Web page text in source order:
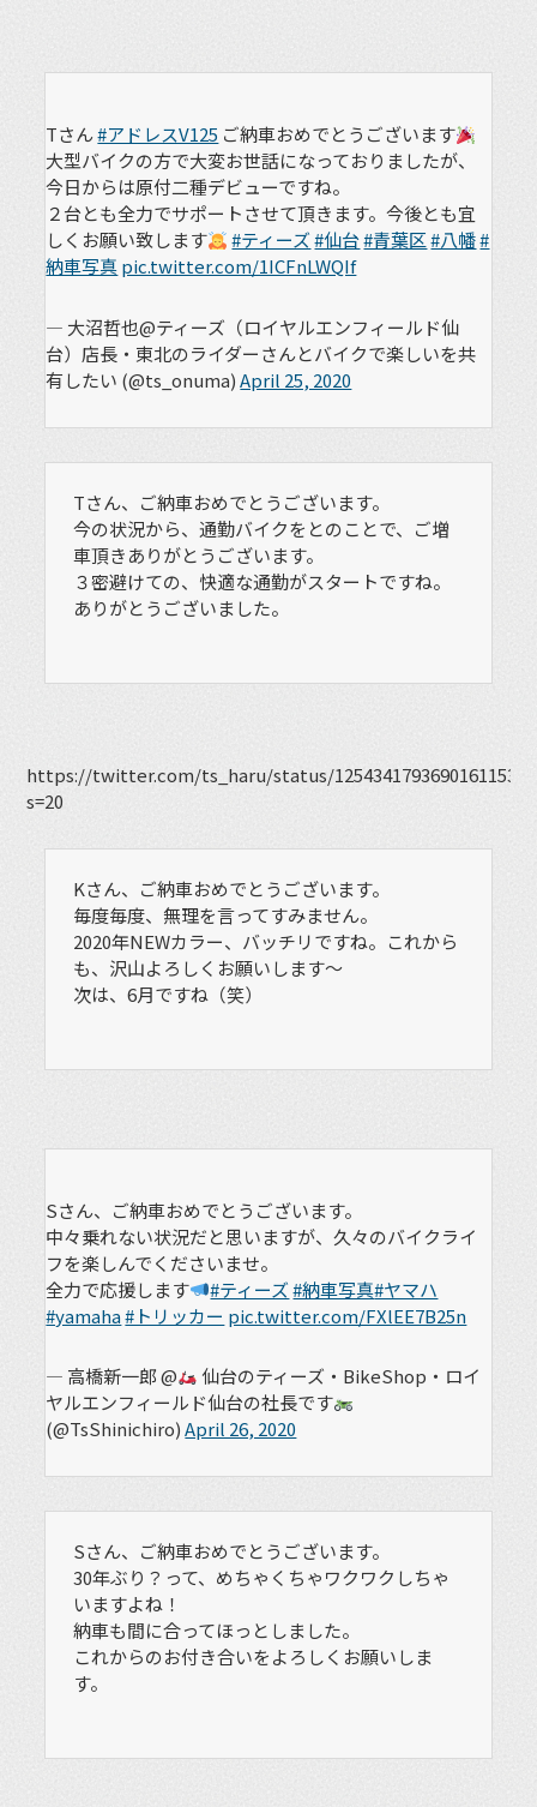
Tさん#アドレスV125 ご納車おめでとうございます
大型バイクの方で大変お世話になっておりましたが、
今日からは原付二種デビューですね。
２台とも全力でサポートさせて頂きます。今後とも宜
しくお願い致します
#ティーズ#仙台#青葉区#八幡#
納車写真pic.twitter.com/1ICFnLWQIf
— 大沼哲也@ティーズ（ロイヤルエンフィールド仙
台）店長・東北のライダーさんとバイクで楽しいを共
有したい (@ts_onuma)April 25, 2020
Tさん、ご納車おめでとうございます。
今の状況から、通勤バイクをとのことで、ご増
車頂きありがとうございます。
３密避けての、快適な通勤がスタートですね。
ありがとうございました。
https://twitter.com/ts_haru/status/1254341793690161153?
s=20
Kさん、ご納車おめでとうございます。
毎度毎度、無理を言ってすみません。
2020年NEWカラー、バッチリですね。これから
も、沢山よろしくお願いします〜
次は、6月ですね（笑）
Sさん、ご納車おめでとうございます。
中々乗れない状況だと思いますが、久々のバイクライ
フを楽しんでくださいませ。
全力で応援します
#ティーズ#納車写真#ヤマハ
#yamaha#トリッカー pic.twitter.com/FXlEE7B25n
— 高橋新一郎 @
仙台のティーズ・BikeShop・ロイ
ヤルエンフィールド仙台の社長です
(@TsShinichiro)April 26, 2020
Sさん、ご納車おめでとうございます。
30年ぶり？って、めちゃくちゃワクワクしちゃ
いますよね！
納車も間に合ってほっとしました。
これからのお付き合いをよろしくお願いしま
す。